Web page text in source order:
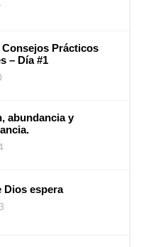
Prácticos
– Día #1
abundancia y
Dios espera